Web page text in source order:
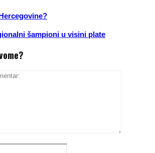
šampioni u visini plate